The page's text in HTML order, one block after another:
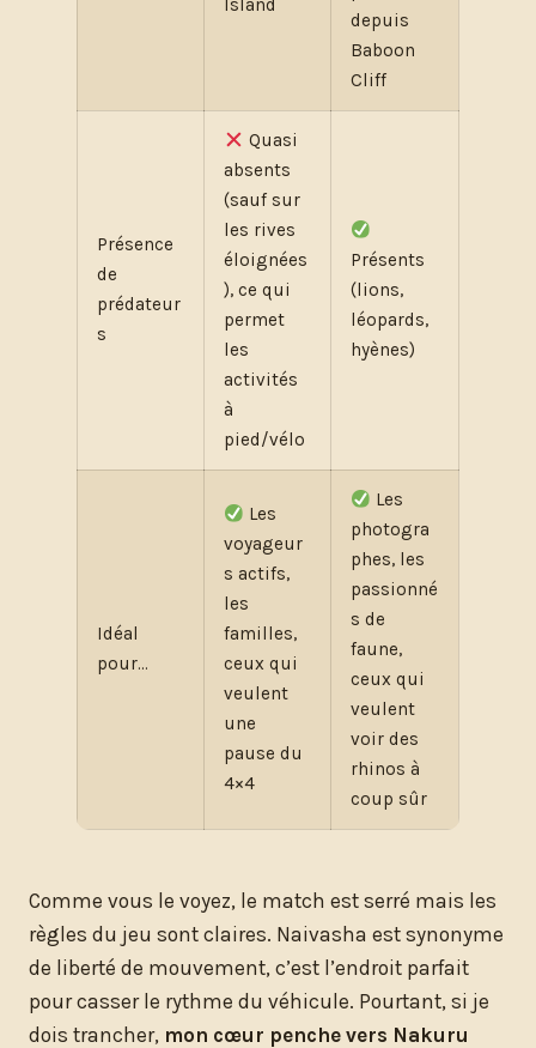
Island
depuis
Baboon
Cliff
Présence
de
prédateur
s
Quasi
absents
(sauf sur
les rives
éloignées
), ce qui
permet
les
activités
à
pied/vélo
Présents
(lions,
léopards,
hyènes)
Idéal
pour…
Les
voyageur
s actifs,
les
familles,
ceux qui
veulent
une
pause du
4×4
Les
photogra
phes, les
passionné
s de
faune,
ceux qui
veulent
voir des
rhinos à
coup sûr
Comme vous le voyez, le match est serré mais les
règles du jeu sont claires. Naivasha est synonyme
de liberté de mouvement, c’est l’endroit parfait
pour casser le rythme du véhicule. Pourtant, si je
dois trancher, mon cœur penche vers Nakuru